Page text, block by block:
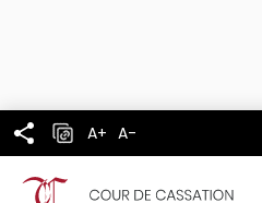
A+ A-